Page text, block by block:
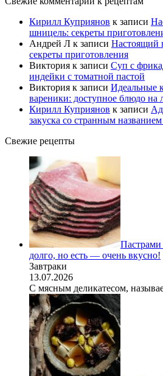
Кирилл Куприянов к записи
шницель: секреты
Андрей Л к записи Настоящий
секреты приготовления
Виктория к записи Суп с
индейки с томатной пастой
Виктория к записи Идеальные
вареники: доступное блюдо на
Кирилл Куприянов к записи
закуска со странным
Свежие рецепты
Пастрами
долго, но есть — очень вкусно!
Завтраки
13.07.2026
С мясным деликатесом,